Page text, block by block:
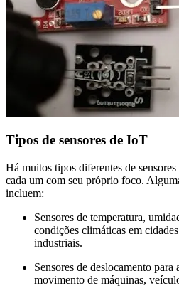
Tipos de sensores de IoT
Há muitos tipos diferentes de
cada um com seu próprio foco.
incluem:
Sensores de temperatura,
condições climáticas em
industriais.
Sensores de deslocamento
movimento de máquinas,